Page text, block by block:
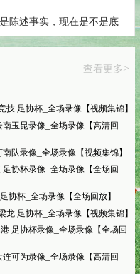
陈述事实，现在是不是底
查看更多>
足协杯_全场录像【视频集锦】
玉昆录像_全场录像【高清回
队录像_全场录像【视频集锦】
协杯录像_全场录像【全场回
协杯_全场录像【全场回放】
足协杯_全场录像【视频集锦】
足协杯录像_全场录像【全场回
可为录像_全场录像【高清回